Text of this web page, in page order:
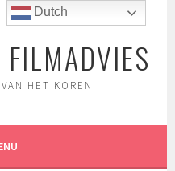
FILMADVIES
HET KOREN
Dutch